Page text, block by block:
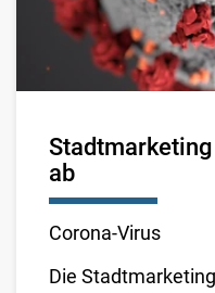
ab
Corona-Virus
Die